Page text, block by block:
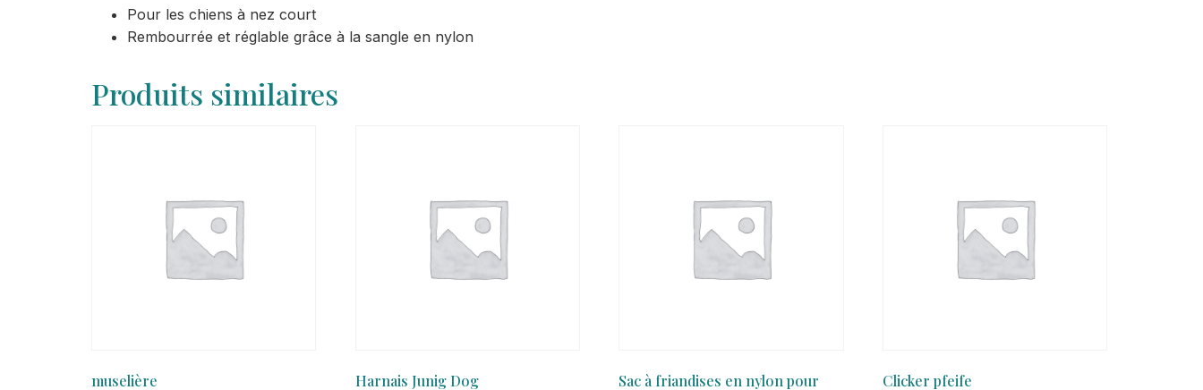
Pour les chiens à nez court
Rembourrée et réglable grâce à la sangle en nylon
Produits similaires
muselière Harnais Junig Dog
Sac à friandises en nylon pour
Clicker pfeife